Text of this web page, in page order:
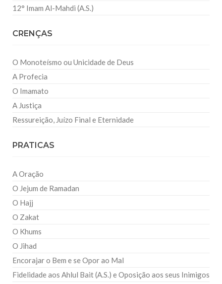
12° Imam Al-Mahdi (A.S.)
CRENÇAS
O Monoteísmo ou Unicidade de Deus
A Profecia
O Imamato
A Justiça
Ressureição, Juízo Final e Eternidade
PRATICAS
A Oração
O Jejum de Ramadan
O Hajj
O Zakat
O Khums
O Jihad
Encorajar o Bem e se Opor ao Mal
Fidelidade aos Ahlul Bait (A.S.) e Oposição aos seus Inimigos